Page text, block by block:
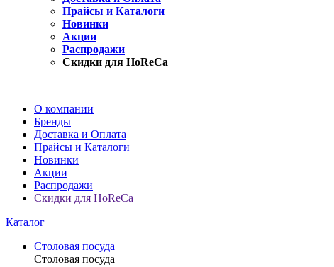
Прайсы и Каталоги
Новинки
Акции
Распродажи
Скидки для HoReCa
О компании
Бренды
Доставка и Оплата
Прайсы и Каталоги
Новинки
Акции
Распродажи
Скидки для HoReCa
Каталог
Столовая посуда
Столовая посуда